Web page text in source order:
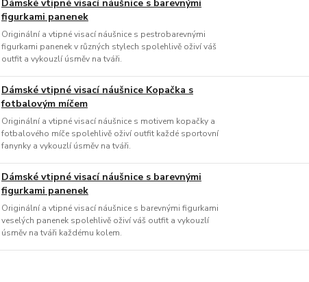
Dámské vtipné visací náušnice s barevnými
figurkami panenek
Originální a vtipné visací náušnice s pestrobarevnými
figurkami panenek v různých stylech spolehlivě oživí váš
outfit a vykouzlí úsměv na tváři.
Dámské vtipné visací náušnice Kopačka s
fotbalovým míčem
Originální a vtipné visací náušnice s motivem kopačky a
fotbalového míče spolehlivě oživí outfit každé sportovní
fanynky a vykouzlí úsměv na tváři.
Dámské vtipné visací náušnice s barevnými
figurkami panenek
Originální a vtipné visací náušnice s barevnými figurkami
veselých panenek spolehlivě oživí váš outfit a vykouzlí
úsměv na tváři každému kolem.